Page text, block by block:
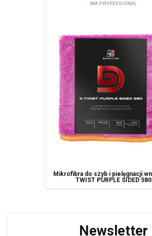
MA PROFESSIONAL
Mikrofibra do szyb i pielęgnacji
TWIST PURPLE SIDED 580
Newsletter